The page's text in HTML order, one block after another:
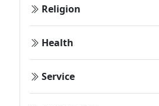
Religion
Health
Service